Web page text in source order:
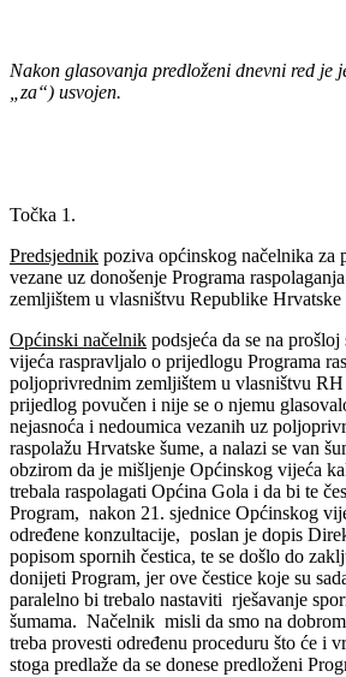
Nakon glasovanja predloženi dnevni red je
„za“) usvojen.
Točka 1.
Predsjednik poziva općinskog načelnika za
vezane uz donošenje Programa
zemljištem u vlasništvu Republike
Općinski načelnik podsjeća da se na
vijeća raspravljalo o prijedlogu Programa
poljoprivrednim zemljištem u vlasništvu
prijedlog povučen i nije se o njemu
nejasnoća i nedoumica vezanih uz
raspolažu Hrvatske šume, a nalazi se van
obzirom da je mišljenje Općinskog vijeća
trebala raspolagati Općina Gola i da bi te
Program, nakon 21. sjednice Općinskog
određene konzultacije, poslan je dopis
popisom spornih čestica, te se došlo do
donijeti Program, jer ove čestice koje su
paralelno bi trebalo nastaviti rješavanje
šumama. Načelnik misli da smo na
treba provesti određenu proceduru što će i
stoga predlaže da se donese predloženi